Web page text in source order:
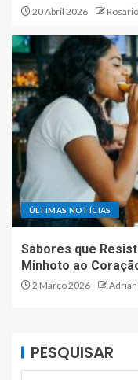
20 Abril 2026
ÚLTIMAS NOTÍCIAS
Sabores que
Minhoto ao
2 Março 2026
PESQUISAR